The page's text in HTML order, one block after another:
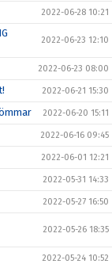
2022-06-28 10:21
2022-06-23 12:10
2022-06-23 08:00
2022-06-21 15:30
2022-06-20 15:11
2022-06-16 09:45
2022-06-01 12:21
2022-05-31 14:33
2022-05-27 16:50
2022-05-26 18:35
2022-05-24 10:52